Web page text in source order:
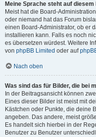
Meine Sprache steht auf
Meist hat die Board-
oder niemand hat das Forum
einen Board-Administrator, ob er
installieren kann. Falls es noch
es übersetzen würdest. Weitere
von phpBB Limited oder auf
Nach oben
Was sind das für Bilder, die bei
In der Beitragsansicht können
Eines dieser Bilder ist meist mit
Kästchen oder Punkte, die deine
angeben. Das andere, meist
Es handelt sich hierbei in der
Benutzer zu Benutzer